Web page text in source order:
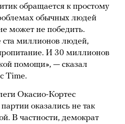
обращается к простому
обычных людей
может не победить.
ста миллионов людей,
И 30 миллионов
помощи», — сказал
Time.
Окасио-Кортес
оказались не так
В частности, демократ